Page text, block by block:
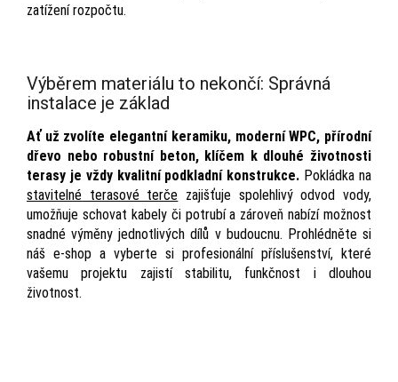
zatížení rozpočtu.
Výběrem materiálu to nekončí: Správná
instalace je základ
Ať už zvolíte elegantní keramiku, moderní WPC, přírodní
dřevo nebo robustní beton, klíčem k dlouhé životnosti
terasy je vždy kvalitní podkladní konstrukce. Pokládka na
stavitelné terasové terče zajišťuje spolehlivý odvod vody,
umožňuje schovat kabely či potrubí a zároveň nabízí možnost
snadné výměny jednotlivých dílů v budoucnu. Prohlédněte si
náš e-shop a vyberte si profesionální příslušenství, které
vašemu projektu zajistí stabilitu, funkčnost i dlouhou
životnost.